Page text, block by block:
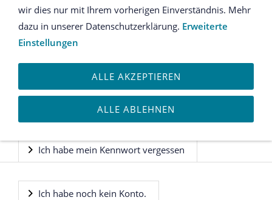
E-Mail oder Kundennummer:
Ich habe mein Kennwort vergessen
Ich habe noch kein Konto.
wir dies nur mit Ihrem vorherigen Einverständnis. Mehr
dazu in unserer Datenschutzerklärung. Erweiterte
Einstellungen
ALLE AKZEPTIEREN
ALLE ABLEHNEN